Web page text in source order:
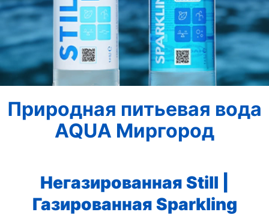
Природная питьевая вода
AQUA Миргород
Негазированная Still |
Газированная Sparkling